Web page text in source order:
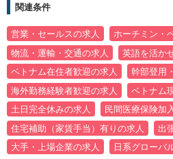
関連条件
営業・セールスの求人
ホーチミン・
物流・運輸・交通の求人
英語を活か
ベトナム在住者歓迎の求人
幹部登用
海外勤務経験者歓迎の求人
ベトナム
土日完全休みの求人
民間医療保険加
住宅補助（家賃手当）有りの求人
出
大手・上場企業の求人
日系グローバ